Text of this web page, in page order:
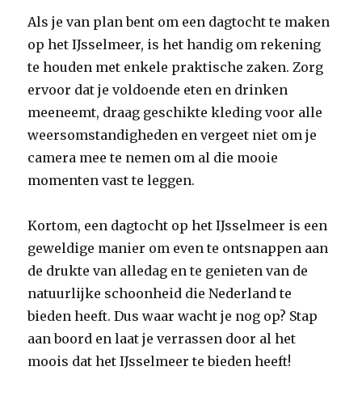
Als je van plan bent om een dagtocht te maken
op het IJsselmeer, is het handig om rekening
te houden met enkele praktische zaken. Zorg
ervoor dat je voldoende eten en drinken
meeneemt, draag geschikte kleding voor alle
weersomstandigheden en vergeet niet om je
camera mee te nemen om al die mooie
momenten vast te leggen.
Kortom, een dagtocht op het IJsselmeer is een
geweldige manier om even te ontsnappen aan
de drukte van alledag en te genieten van de
natuurlijke schoonheid die Nederland te
bieden heeft. Dus waar wacht je nog op? Stap
aan boord en laat je verrassen door al het
moois dat het IJsselmeer te bieden heeft!